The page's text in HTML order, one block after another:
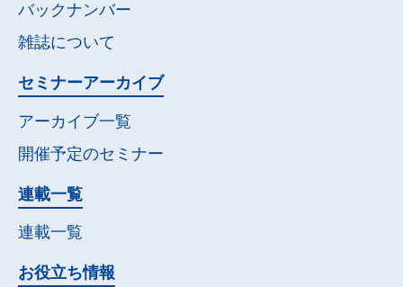
バックナンバー
雑誌について
セミナーアーカイブ
アーカイブ一覧
開催予定のセミナー
連載一覧
連載一覧
お役立ち情報